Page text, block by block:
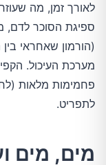
לאורך זמן, מה
ספיגת הסוכר לדם,
(הורמון שאחראי
מערכת העיכול.
פחמימות מלאות
לתפריט.
מים, מים